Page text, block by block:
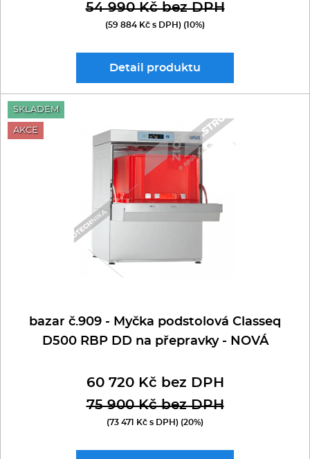
54 990 Kč bez DPH
(59 884 Kč s DPH) (10%)
Detail produktu
bazar č.909 - Myčka podstolová Classeq
D500 RBP DD na přepravky - NOVÁ
60 720 Kč bez DPH
75 900 Kč bez DPH
(73 471 Kč s DPH) (20%)
SKLADEM
AKCE